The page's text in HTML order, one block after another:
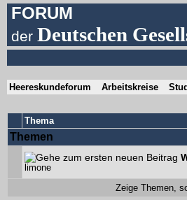
FORUM
derDeutschen
Heereskundeforum Arbeitskreise
Thema
Themen
limone
Zeige Themen,